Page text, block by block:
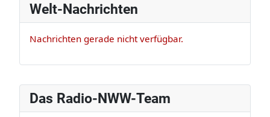
Das Radio-NWW-Team
Welt-Nachrichten
Nachrichten gerade nicht verfügbar.